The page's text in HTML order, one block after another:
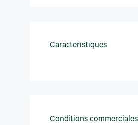
Caractéristiques
Conditions commerciales